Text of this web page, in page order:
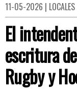
11-05-2026 | LOCALES
El
escritura
Rugby y